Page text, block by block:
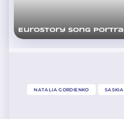
Eurostory Song
NATALIA GORDIENKO